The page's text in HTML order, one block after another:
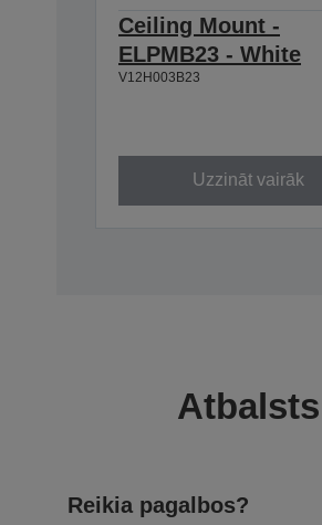
Ceiling Mount -
ELPMB23 - White
V12H003B23
Uzzināt vairāk
Atbalsts
Reikia pagalbos?